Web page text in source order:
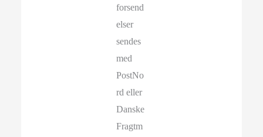
forsend
elser
sendes
med
PostNo
rd eller
Danske
Fragtm